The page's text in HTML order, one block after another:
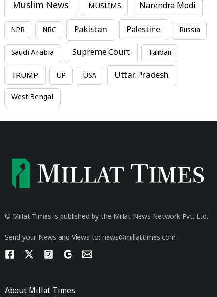
Muslim News MUSLIMS Narendra Modi
NPR NRC Pakistan Palestine Russia
Saudi Arabia Supreme Court Taliban
TRUMP UP USA Uttar Pradesh
West Bengal
© Millat Times is published by the Millat News Network Pvt. Ltd.
Send your News and Views to: news@millattimes.com
About Millat Times